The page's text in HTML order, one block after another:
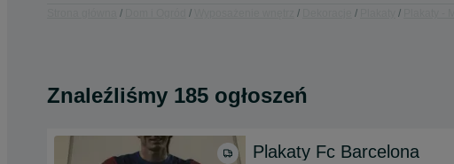
Znaleźliśmy 185 ogłoszeń
Plakaty Fc Barcelona